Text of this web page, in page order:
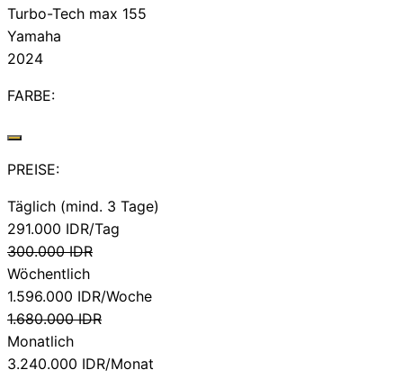
Turbo-Tech max 155
Yamaha
2024
FARBE:
PREISE:
Täglich (mind. 3 Tage)
291.000 IDR/Tag
300.000 IDR
Wöchentlich
1.596.000 IDR/Woche
1.680.000 IDR
Monatlich
3.240.000 IDR/Monat